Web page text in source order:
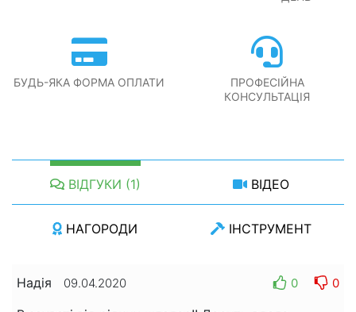
БУДЬ-ЯКА ФОРМА ОПЛАТИ
ПРОФЕСІЙНА
КОНСУЛЬТАЦІЯ
ВІДГУКИ (1) ВІДЕО
НАГОРОДИ ІНСТРУМЕНТ
Надія 09.04.2020 0 0